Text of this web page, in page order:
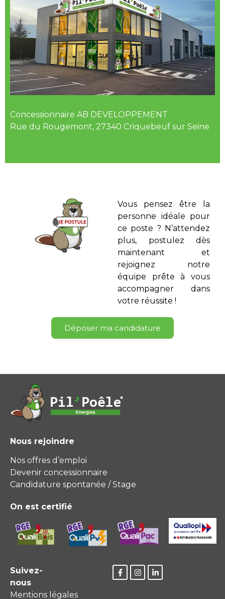
Concessionnaire AB DEVELOPPEMENT
Rue du Rougemont, 27340 Criquebeuf sur Seine
Vous pensez être la
personne idéale pour
ce poste ? N’attendez
plus, postulez dès
maintenant et
rejoignez notre
équipe prête à vous
accompagner dans
votre réussite !
Déposer ma candidature
Nous rejoindre
Nos offres d’emploi
Devenir concessionnaire
Candidature spontanée / Stage
On est certifié
Suivez-
nous
Mentions légales